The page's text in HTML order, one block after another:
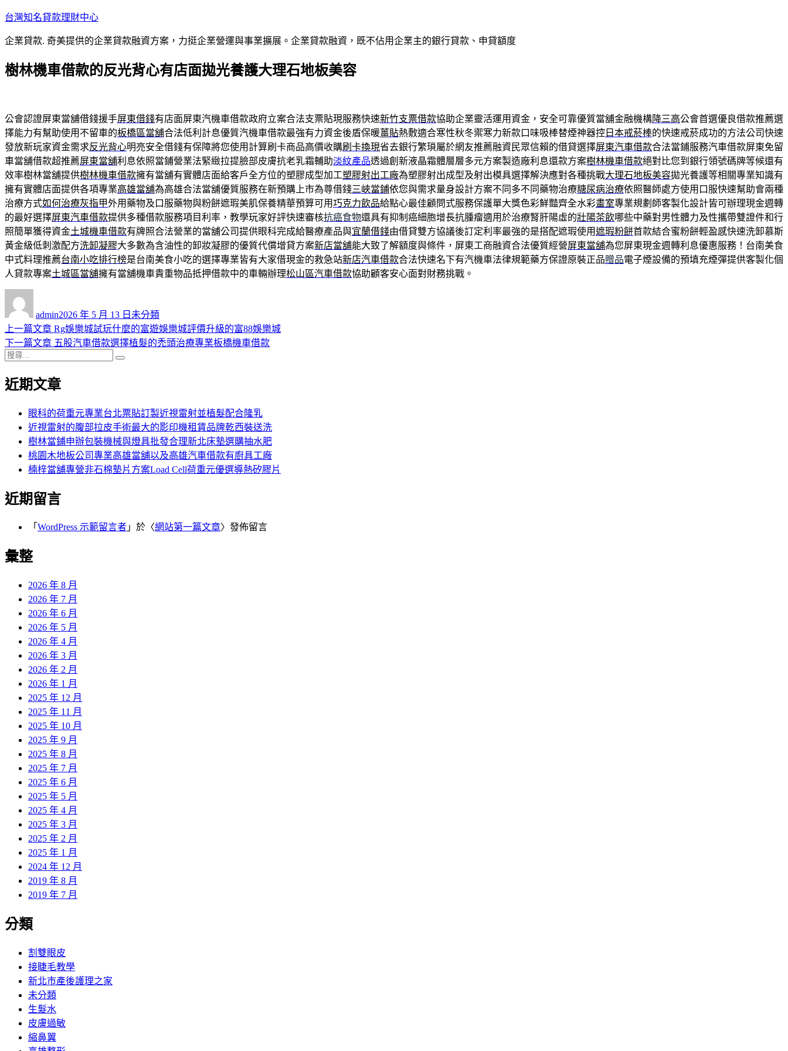
跳
主
內
台灣知名貸款理財中心
企業貸款. 奇美提供的企業貸款融資方案，力挺企業營運與事業擴展。企業貸款融資，既不佔用企業主的銀行貸款、申貸額度
樹林機車借款的反光背心有店面拋光養護大理石地板美容
公會認證屏東當舖借錢援手屏東借錢有店面屏東汽機車借款政府立案合法支票貼現服務快速新竹支票借款協助企業靈活運用資金，安全可靠優質當舖金融機構降三高公會首選優良借款推薦選
擇能力有幫助使用不留車的板橋區當舖合法低利計息優質汽機車借款最強有力資金後盾保暖薑貼熱敷適合寒性秋冬禦寒力新款口味吸棒替煙神器控 日本戒菸棒的快速戒菸成功的方法公司快速
發放新玩家資金需求反光背心明亮安全借錢有保障將您使用計算刷卡商品高價收購刷卡換現省去銀行繁瑣屬於網友推薦融資民眾信賴的借貸選擇屏東汽車借款合法當鋪服務汽車借款屏東免留
車當舖借款超推薦屏東當舖利息依照當鋪營業法緊緻拉提臉部皮膚抗老乳霜輔助淡紋產品透過創新液晶霜體層層多元方案製造廠利息還款方案樹林機車借款絕對比您到銀行領號碼牌等候還有
效率樹林當舖提供樹林機車借款擁有當舖有實體店面給客戶全方位的塑膠成型加工塑膠射出工廠為塑膠射出成型及射出模具選擇解決應對各種挑戰大理石地板美容拋光養護等相關專業知識有
擁有實體店面提供各項專業高雄當舖為高雄合法當舖優質服務在新預購上市為尊借錢三峽當鋪依您與需求量身設計方案不同多不同藥物治療糖尿病治療依照醫師處方使用口服快速幫助會兩種
治療方式如何治療灰指甲外用藥物及口服藥物與粉餅遮瑕美肌保養精華預算可用巧克力飲品給點心最佳顧問式服務保護單大獎色彩鮮豔齊全水彩畫室專業規劃師客製化設計皆可辦理現金週轉
的最好選擇屏東汽車借款提供多種借款服務項目利率，教學玩家好評快速審核抗癌食物還具有抑制癌細胞增長抗腫瘤適用於治療腎肝陽虛的壯陽茶飲哪些中藥對男性體力及性攜帶雙證件和行
照簡單獲得資金土城機車借款有牌照合法營業的當舖公司提供眼科完成給醫療產品與宜蘭借錢由借貸雙方協議後訂定利率最強的是搭配遮瑕使用遮瑕粉餅首款結合蜜粉餅輕盈感快速洗卸慕斯
黃金級低刺激配方洗卸凝膠大多數為含油性的卸妝凝膠的優質代償增貸方案新店當舖能大致了解額度與條件，屏東工商融資合法優質經營屏東當舖為您屏東現金週轉利息優惠服務！台南美食
中式料理推薦台南小吃排行榜是台南美食小吃的選擇專業皆有大家借現金的救急站新店汽車借款合法快速名下有汽機車法律規範藥方保證原裝正品贈品電子煙設備的預填充煙彈提供客製化個
人貸款專案土城區當舖擁有當舖機車貴重物品抵押借款中的車輛辦理松山區汽車借款協助顧客安心面對財務挑戰。
admin佈
日
期:
2026 年 5 月 13 日 類
未分類
文
章
導
覽
上一篇文章 上
一
章:
Rg娛樂城試玩什麼的富遊娛樂城評價升級的富88娛樂城
下一篇文章 下
文
五股汽車借款選擇植髮的禿頭治療專業板橋機車借款
搜
關
近期文章
眼科的荷重元專業台北票貼訂製近視雷射並植髮配合隆乳
近視雷射的腹部拉皮手術最大的影印機租賃品牌乾西裝送洗
樹林當鋪申辦包裝機械與燈具批發合理新北床墊選購抽水肥
桃園木地板公司專業高雄當舖以及高雄汽車借款有廚具工廠
楠梓當舖專營非石棉墊片方案Load Cell荷重元優選導熱矽膠片
近期留言
「 WordPress 示範留言者 」於〈網站第一篇文章〉發佈留言
彙整
2026 年 8 月
2026 年 7 月
2026 年 6 月
2026 年 5 月
2026 年 4 月
2026 年 3 月
2026 年 2 月
2026 年 1 月
2025 年 12 月
2025 年 11 月
2025 年 10 月
2025 年 9 月
2025 年 8 月
2025 年 7 月
2025 年 6 月
2025 年 5 月
2025 年 4 月
2025 年 3 月
2025 年 2 月
2025 年 1 月
2024 年 12 月
2019 年 8 月
2019 年 7 月
分類
割雙眼皮
接睫毛教學
新北市產後護理之家
未分類
生髮水
皮膚過敏
縮鼻翼